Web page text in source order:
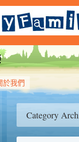
於我們
Category